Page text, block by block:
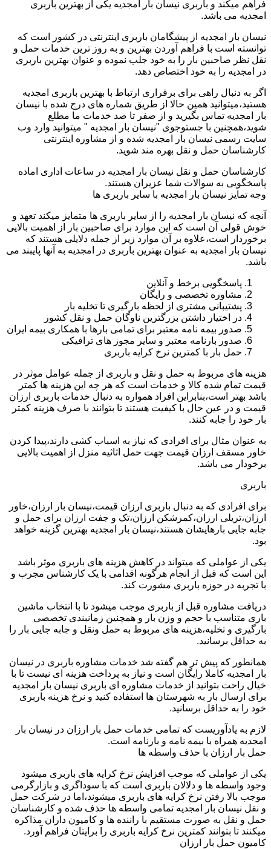
فراهم میکند و باربری نیسان بار امجدیه یکی از بهترین باربری
امجدیه می باشد.
نیسان بار امجدیه از پیشگامان باربری اینترنتی در کشور است که
توانسته است با فراهم آوردن بهترین و به روز ترین خدمات حمل و
نقل نظر صاحبین بار را به خود جلب نموده و عنوان بهترین باربری
در امجدیه را به خود اختصاص دهد.
اگر به دنبال راهی برای برقراری ارتباط با بهترین باربری امجدیه
هستید،میتوانید همین حالا از طریق شماره های درج شده با نیسان
بار امجدیه تماس بگیرید و از صفر تا صد خدمات ما مطلع
شوید،همچنین با جستوجوی "نیسان بار امجدیه " میتوانید وارد وب
سایت رسمی نیسان بار امجدیه شده و از مشاوره اینترنتی
کارشناسان حمل و نقل بهره مند شوید.
کارشناسان حمل و نقل نیسان بار امجدیه در ساعات اداری اماده
پاسخگویی به سوالات شما عزیران هستند.
وجه تمایز نیسان بار امجدیه با سایر باربری ها
آنچه که نیسان بار امجدیه را از سایر باربری ها متمایز میکند تعهد و
خوش قولی آن است که این موارد برای صاحبین بار از اهمیت بالایی
برخوردار است،علاوه بر آن موارد زیر از جمله دلایلی هستند که
نیسان بار امجدیه به عنوان بهترین باربری در امجدیه به آنها پایبند می
باشد.
پاسخگویی برخط و آنلاین
مشاوره تخصصی و رایگان
پشتیبانی مشتری از لحظه بارگیری تا تخلیه بار
در اختیار داشتن بزرگترین ناوگان حمل و نقل کشور
صدور بیمه نامه معتبر برای تمامی بارها با همکاری بیمه ایران
صدور بارنامه معتبر و سایر مجوز های ترافیکی
حمل بار با کمترین نرخ کرایه باربری
هزینه های مربوط به حمل و نقل و باربری از جمله عوامل موثر در
قیمت تمام شده کالا و خدمات است که هر چه این هزینه ها کمتر
باشد بهتر است،بنابراین افراد همواره به دنبال خدمات باربری ارزان
قیمت و در عین حال با کیفیت هستند تا بتوانند با صرف هزینه کمتر
بار خود را جابه کنند.
به عنوان مثال برای افرادی که نیاز به اسباب کشی دارند،پیدا کردن
خاور مسقف ارزان قیمت جهت حمل اثاثیه منزل از اهمیت بالایی
برخودار می باشد.
باربری
برای افرادی که به دنبال باربری ارزان قیمت،نیسان بار ارزان،خاور
ارزان،تریلی ارزان،کمرشکن ارزان،تک و جفت ارزان برای حمل و
جابه جایی بارهایشان هستند،نیسان بار امجدیه بهترین گزینه خواهد
بود.
یکی از عواملی که میتواند در کاهش هزینه های باربری موثر باشد
این است که قبل از انجام هرگونه اقدامی با یک کارشناس مجرب و
با تجربه در حوزه باربری مشورت کند.
دریافت مشاوره قبل از باربری موجب میشود تا با انتخاب ماشین
باری متناسب با حجم و وزن بار و همچنین زمانبندی تخصصی
بارگیری و تخلیه،هزینه های مربوط به حمل ونقل و جابه جایی بار را
به حداقل برسانید.
همانطور که پیش تر هم گفته شد خدمات مشاوره باربری در نیسان
بار امجدیه کاملا رایگان است و نیاز به پرداخت هزینه ای نیست تا با
خیال راحت بتوانید از خدمات مشاوره ای باربری نیسان بار امجدیه
برای ارسال بار به شهرستان ها استفاده کنید و نرخ هزینه باربری
خود را به حداقل برسانید.
لازم به یادآوریست که تمامی خدمات حمل بار ارزان در نیسان بار
امجدیه همراه با بیمه نامه و بارنامه است.
حمل بار ارزان با حذف واسطه ها
یکی از عواملی که موجب افزایش نرخ کرایه های باربری میشود
وجود واسطه ها و دلالان باربری است که با سوداگری و بازارگرمی
موجب بالا رفتن نرخ کرایه های باربری میشوند،اما در شرکت حمل
و نقل نیسان بار امجدیه تمامی واسطه ها حذف شده و کارشناسان
حمل و نقل به صورت مستقیم با راننده ها و کامیون داران مذاکره
میکنند تا بتوانند کمترین نرخ کرایه باربری را برایتان فراهم آورد.
کامیون حمل بار ارزان